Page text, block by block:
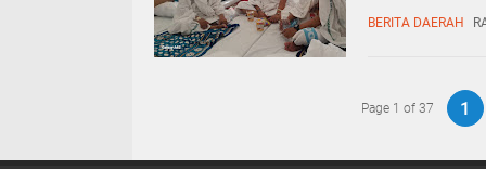
BERITA DAERAH
Page 1 of 37 1